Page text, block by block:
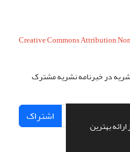
بهترین
Creative Commons Attribution
در خبرنامه نشریه مشترک
اشتراک